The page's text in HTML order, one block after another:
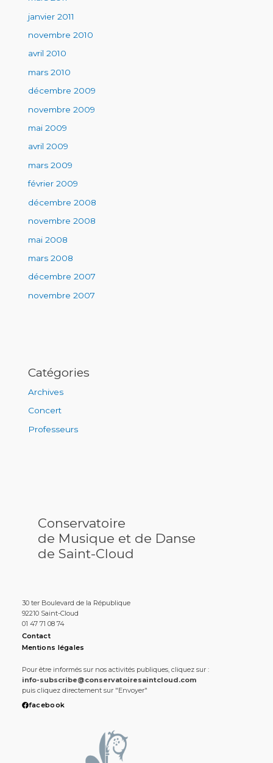
janvier 2011
novembre 2010
avril 2010
mars 2010
décembre 2009
novembre 2009
mai 2009
avril 2009
mars 2009
février 2009
décembre 2008
novembre 2008
mai 2008
mars 2008
décembre 2007
novembre 2007
Catégories
Archives
Concert
Professeurs
Conservatoire
de Musique et de Danse
de Saint-Cloud
30 ter Boulevard de la République
92210 Saint-Cloud
01 47 71 08 74
Contact
Mentions légales
Pour être informés sur nos activités publiques, cliquez sur :
info-subscribe@conservatoiresaintcloud.com
puis cliquez directement sur "Envoyer"
facebook